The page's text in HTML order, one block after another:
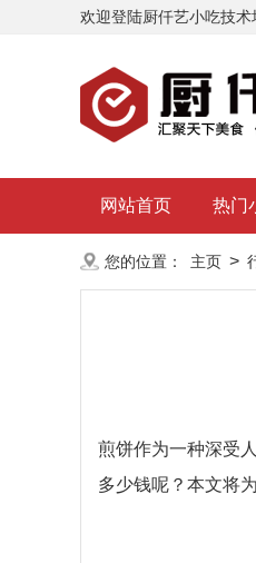
欢迎登陆厨仟艺小吃技
网站首页 热门
您的位置： 主页 >
煎饼作为一种深受
多少钱呢？本文将